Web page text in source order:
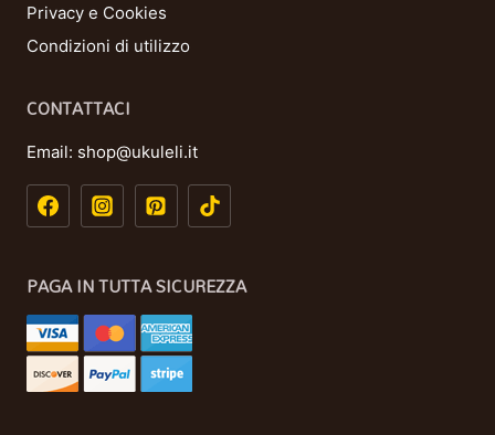
Privacy e Cookies
Condizioni di utilizzo
CONTATTACI
Email: shop@ukuleli.it
PAGA IN TUTTA SICUREZZA